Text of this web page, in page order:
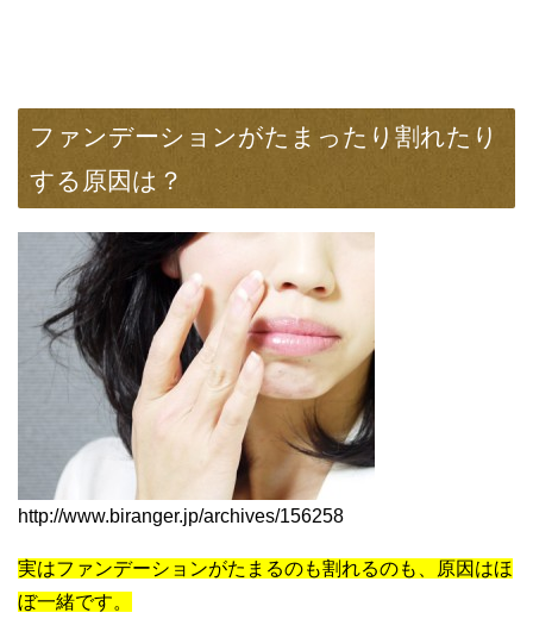
ファンデーションがたまったり割れたり
する原因は？
http://www.biranger.jp/archives/156258
実はファンデーションがたまるのも割れるのも、原因はほ
ぼ一緒です。